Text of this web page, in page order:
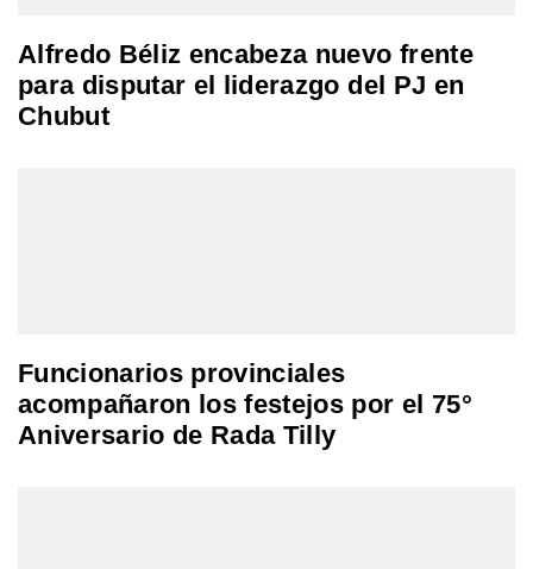
Alfredo Béliz encabeza nuevo frente
para disputar el liderazgo del PJ en
Chubut
Funcionarios provinciales
acompañaron los festejos por el 75°
Aniversario de Rada Tilly